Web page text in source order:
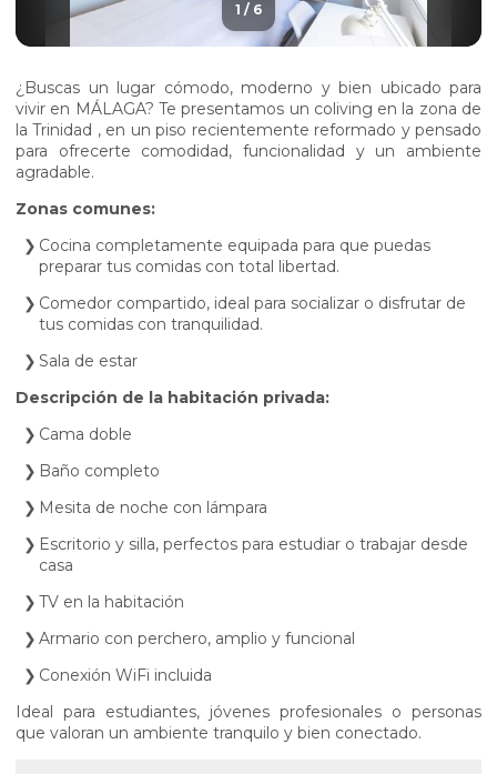
1 / 6
¿Buscas un lugar cómodo, moderno y bien ubicado para
vivir en MÁLAGA? Te presentamos un coliving en la zona de
la Trinidad , en un piso recientemente reformado y pensado
para ofrecerte comodidad, funcionalidad y un ambiente
agradable.
Zonas comunes:
Cocina completamente equipada para que puedas
preparar tus comidas con total libertad.
Comedor compartido, ideal para socializar o disfrutar de
tus comidas con tranquilidad.
Sala de estar
Descripción de la habitación privada:
Cama doble
Baño completo
Mesita de noche con lámpara
Escritorio y silla, perfectos para estudiar o trabajar desde
casa
TV en la habitación
Armario con perchero, amplio y funcional
Conexión WiFi incluida
Ideal para estudiantes, jóvenes profesionales o personas
que valoran un ambiente tranquilo y bien conectado.